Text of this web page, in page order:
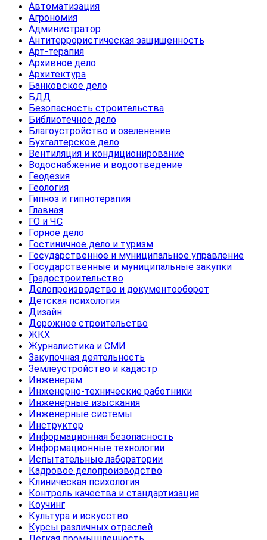
Автоматизация
Агрономия
Администратор
Антитеррористическая защищенность
Арт-терапия
Архивное дело
Архитектура
Банковское дело
БДД
Безопасность строительства
Библиотечное дело
Благоустройство и озеленение
Бухгалтерское дело
Вентиляция и кондиционирование
Водоснабжение и водоотведение
Геодезия
Геология
Гипноз и гипнотерапия
Главная
ГО и ЧС
Горное дело
Гостиничное дело и туризм
Государственное и муниципальное управление
Государственные и муниципальные закупки
Градостроительство
Делопроизводство и документооборот
Детская психология
Дизайн
Дорожное строительство
ЖКХ
Журналистика и СМИ
Закупочная деятельность
Землеустройство и кадастр
Инженерам
Инженерно-технические работники
Инженерные изыскания
Инженерные системы
Инструктор
Информационная безопасность
Информационные технологии
Испытательные лаборатории
Кадровое делопроизводство
Клиническая психология
Контроль качества и стандартизация
Коучинг
Культура и искусство
Курсы различных отраслей